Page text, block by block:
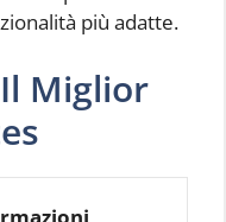
più adatte.
Miglior